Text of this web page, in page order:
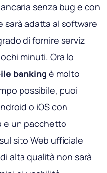
senza bug e con
adatta al software
di fornire servizi
minuti. Ora lo
banking è molto
possibile, puoi
o iOS con
e un pacchetto
sito Web ufficiale
alta qualità non sarà